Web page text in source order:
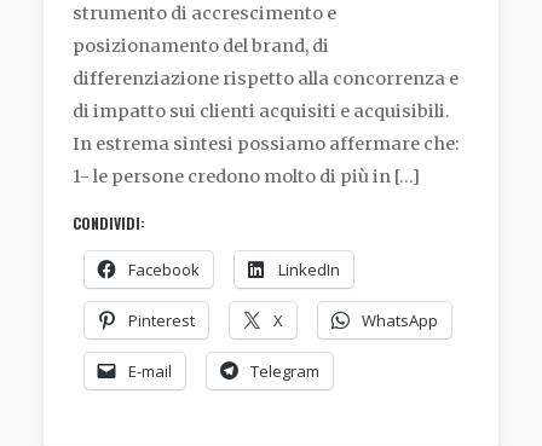
strumento di accrescimento e
posizionamento del brand, di
differenziazione rispetto alla concorrenza e
di impatto sui clienti acquisiti e acquisibili.
In estrema sintesi possiamo affermare che:
1- le persone credono molto di più in […]
CONDIVIDI:
Facebook LinkedIn
Pinterest X WhatsApp
E-mail Telegram